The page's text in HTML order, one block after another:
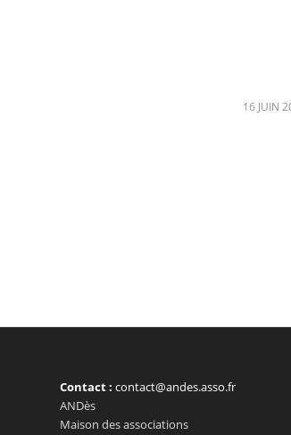
16 JUIN
Contact : contact@andes.asso.fr
ANDès
Maison des associations